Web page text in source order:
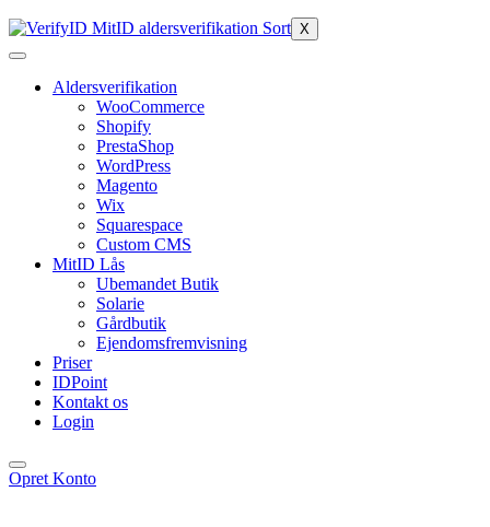
X
Aldersverifikation
WooCommerce
Shopify
PrestaShop
WordPress
Magento
Wix
Squarespace
Custom CMS
MitID Lås
Ubemandet Butik
Solarie
Gårdbutik
Ejendomsfremvisning
Priser
IDPoint
Kontakt os
Login
Opret Konto